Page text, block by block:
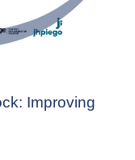
Improving